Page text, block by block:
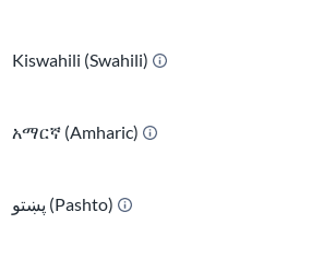
Kiswahili (Swahili)
አማርኛ (Amharic)
پښتو (Pashto)